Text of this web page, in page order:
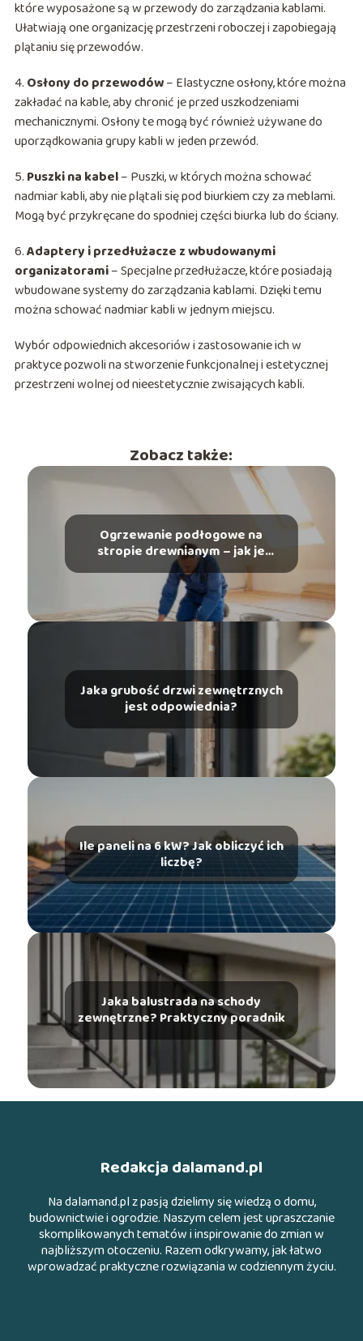
które wyposażone są w przewody do zarządzania kablami.
Ułatwiają one organizację przestrzeni roboczej i zapobiegają
plątaniu się przewodów.
4. Osłony do przewodów– Elastyczne osłony, które można
zakładać na kable, aby chronić je przed uszkodzeniami
mechanicznymi. Osłony te mogą być również używane do
uporządkowania grupy kabli w jeden przewód.
5. Puszki na kabel– Puszki, w których można schować
nadmiar kabli, aby nie plątali się pod biurkiem czy za meblami.
Mogą być przykręcane do spodniej części biurka lub do ściany.
6.Adaptery i przedłużacze z wbudowanymi
organizatorami– Specjalne przedłużacze, które posiadają
wbudowane systemy do zarządzania kablami. Dzięki temu
można schować nadmiar kabli w jednym miejscu.
Wybór odpowiednich akcesoriów i zastosowanie ich w
praktyce pozwoli na stworzenie funkcjonalnej i estetycznej
przestrzeni wolnej od nieestetycznie zwisających kabli.
Zobacz także:
Ogrzewanie podłogowe na
stropie drewnianym – jak je
wykonać?
Jaka grubość drzwi zewnętrznych
jest odpowiednia?
Ile paneli na 6 kW? Jak obliczyć ich
liczbę?
Jaka balustrada na schody
zewnętrzne? Praktyczny poradnik
Redakcja dalamand.pl
Na dalamand.pl z pasją dzielimy się wiedzą o domu,
budownictwie i ogrodzie. Naszym celem jest upraszczanie
skomplikowanych tematów i inspirowanie do zmian w
najbliższym otoczeniu. Razem odkrywamy, jak łatwo
wprowadzać praktyczne rozwiązania w codziennym życiu.